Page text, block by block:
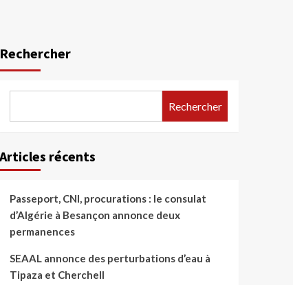
Rechercher
Rechercher
Articles récents
Passeport, CNI, procurations : le consulat
d’Algérie à Besançon annonce deux
permanences
SEAAL annonce des perturbations d’eau à
Tipaza et Cherchell